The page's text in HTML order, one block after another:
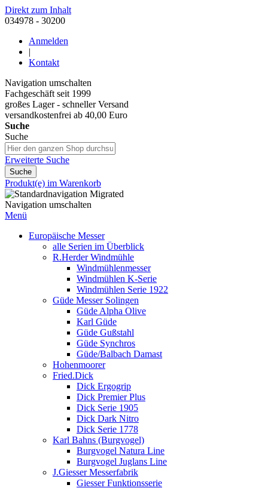
Direkt zum Inhalt
034978 - 30200
Anmelden
|
Kontakt
Navigation umschalten
Fachgeschäft seit 1999
großes Lager - schneller Versand
versandkostenfrei ab 40,00 Euro
Suche
Suche
Erweiterte Suche
Suche
Produkt(e) im Warenkorb
Navigation umschalten
Menü
Europäische Messer
alle Serien im Überblick
R.Herder Windmühle
Windmühlenmesser
Windmühlen K-Serie
Windmühlen Serie 1922
Güde Messer Solingen
Güde Alpha Olive
Karl Güde
Güde Gußstahl
Güde Synchros
Güde/Balbach Damast
Hohenmoorer
Fried.Dick
Dick Ergogrip
Dick Premier Plus
Dick Serie 1905
Dick Dark Nitro
Dick Serie 1778
Karl Bahns (Burgvogel)
Burgvogel Natura Line
Burgvogel Juglans Line
J.Giesser Messerfabrik
Giesser Funktionsserie